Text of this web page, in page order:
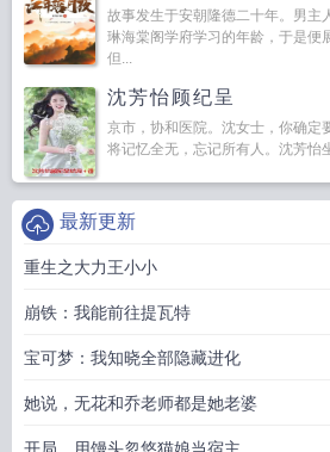
故事发生于安朝隆德二十年。男主
琳海棠阁学府学习的年龄，于是便
但...
沈芳怡顾纪呈
京市，协和医院。沈女士，你确定
将记忆全无，忘记所有人。沈芳怡
最新更新
重生之大力王小小
崩铁：我能前往提瓦特
宝可梦：我知晓全部隐藏进化
她说，无花和乔老师都是她老婆